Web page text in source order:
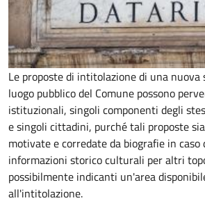
Le proposte di intitolazione di una nuova
luogo pubblico del Comune possono
istituzionali, singoli componenti degli
e singoli cittadini, purché tali proposte
motivate e corredate da biografie in caso
informazioni storico culturali per altri
possibilmente indicanti un'area
all'intitolazione.